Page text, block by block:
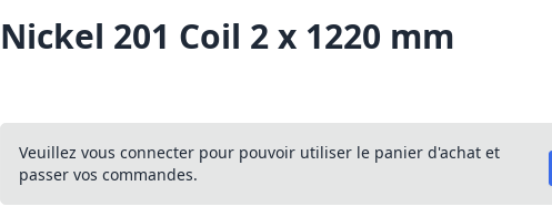
Nickel 201 Coil 2 x 1220 mm
Veuillez vous connecter pour pouvoir utiliser le panier d'achat et
passer vos commandes.